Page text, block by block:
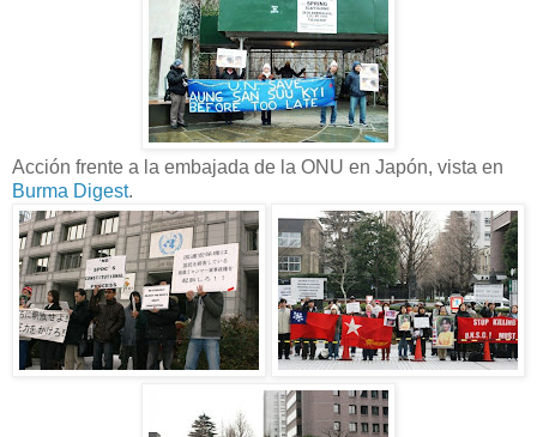
Acción frente a la embajada de la ONU en Japón, vista en
Burma Digest.